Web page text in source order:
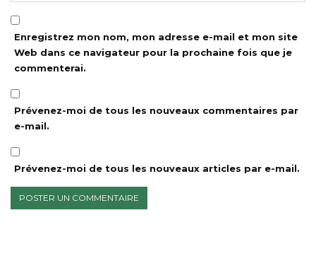
Enregistrez mon nom, mon adresse e-mail et mon site
Web dans ce navigateur pour la prochaine fois que je
commenterai.
Prévenez-moi de tous les nouveaux commentaires par
e-mail.
Prévenez-moi de tous les nouveaux articles par e-mail.